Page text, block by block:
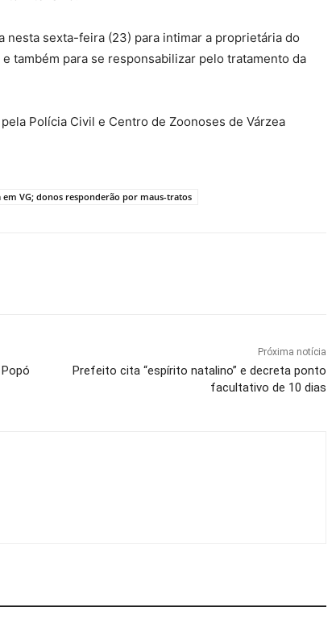
nesta sexta-feira (23) para intimar a proprietária do
também para se responsabilizar pelo tratamento da
Polícia Civil e Centro de Zoonoses de Várzea
em VG; donos responderão por maus-tratos
Próxima notícia
Prefeito cita “espírito natalino” e decreta ponto
facultativo de 10 dias